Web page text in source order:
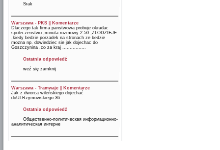
Srak
Warszawa - PKS
Komentarze
Dlaczego tak firma panstwowa probuje okradac
spoleczenstwo ,minuta rozmowy 2.50 ,ZLODZIEJE
,kiedy bedzie porzadek na stronach ze bedzie
mozna np. dowiedziec sie jak dojechac do
Goszczynina ,co za kraj ................
Ostatnia odpowiedź
weź się zamknij
Warszawa - Tramwaje
Komentarze
Jak z dworca wileńskiego dojechać
doUl.Rzymowskiego 36
Ostatnia odpowiedź
Общественно-политическая информационно-
аналитическая интерне